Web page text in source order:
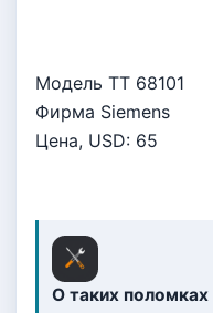
Модель TT 68101
Фирма Siemens
Цена, USD: 65
О таких поломках